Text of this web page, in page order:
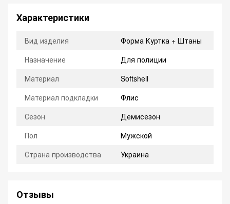
Характеристики
Вид изделия
Форма Куртка + Штаны
Назначение
Для полиции
Материал
Softshell
Материал подкладки
Флис
Сезон
Демисезон
Пол
Мужской
Страна производства
Украина
Отзывы